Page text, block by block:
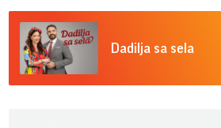
Dadilja sa sela